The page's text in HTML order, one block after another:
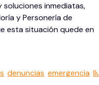
soluciones inmediatas,
y Personería de
esta situación quede en
denuncias emergencia